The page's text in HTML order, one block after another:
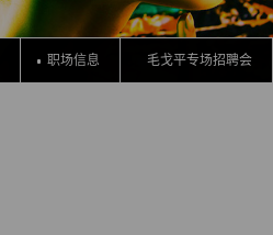
职场信息 毛戈平专场招聘会